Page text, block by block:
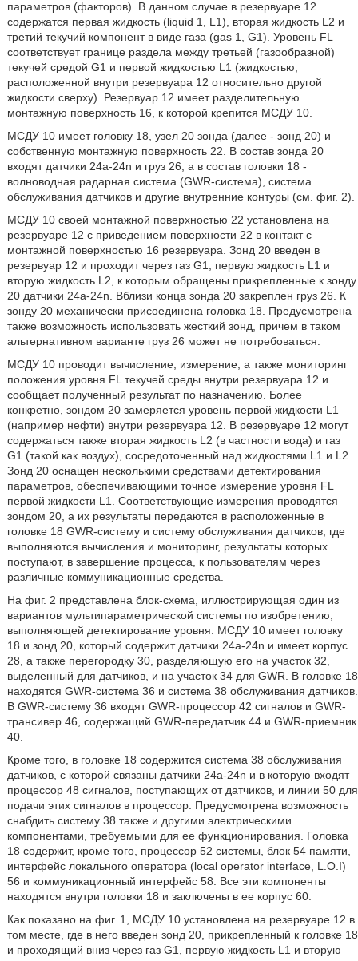
параметров (факторов). В данном случае в резервуаре 12
содержатся первая жидкость (liquid 1, L1), вторая жидкость L2 и
третий текучий компонент в виде газа (gas 1, G1). Уровень FL
соответствует границе раздела между третьей (газообразной)
текучей средой G1 и первой жидкостью L1 (жидкостью,
расположенной внутри резервуара 12 относительно другой
жидкости сверху). Резервуар 12 имеет разделительную
монтажную поверхность 16, к которой крепится МСДУ 10.
МСДУ 10 имеет головку 18, узел 20 зонда (далее - зонд 20) и
собственную монтажную поверхность 22. В состав зонда 20
входят датчики 24а-24n и груз 26, а в состав головки 18 -
волноводная радарная система (GWR-система), система
обслуживания датчиков и другие внутренние контуры (см. фиг. 2).
МСДУ 10 своей монтажной поверхностью 22 установлена на
резервуаре 12 с приведением поверхности 22 в контакт с
монтажной поверхностью 16 резервуара. Зонд 20 введен в
резервуар 12 и проходит через газ G1, первую жидкость L1 и
вторую жидкость L2, к которым обращены прикрепленные к зонду
20 датчики 24а-24n. Вблизи конца зонда 20 закреплен груз 26. К
зонду 20 механически присоединена головка 18. Предусмотрена
также возможность использовать жесткий зонд, причем в таком
альтернативном варианте груз 26 может не потребоваться.
МСДУ 10 проводит вычисление, измерение, а также мониторинг
положения уровня FL текучей среды внутри резервуара 12 и
сообщает полученный результат по назначению. Более
конкретно, зондом 20 замеряется уровень первой жидкости L1
(например нефти) внутри резервуара 12. В резервуаре 12 могут
содержаться также вторая жидкость L2 (в частности вода) и газ
G1 (такой как воздух), сосредоточенный над жидкостями L1 и L2.
Зонд 20 оснащен несколькими средствами детектирования
параметров, обеспечивающими точное измерение уровня FL
первой жидкости L1. Соответствующие измерения проводятся
зондом 20, а их результаты передаются в расположенные в
головке 18 GWR-систему и систему обслуживания датчиков, где
выполняются вычисления и мониторинг, результаты которых
поступают, в завершение процесса, к пользователям через
различные коммуникационные средства.
На фиг. 2 представлена блок-схема, иллюстрирующая один из
вариантов мультипараметрической системы по изобретению,
выполняющей детектирование уровня. МСДУ 10 имеет головку
18 и зонд 20, который содержит датчики 24а-24n и имеет корпус
28, а также перегородку 30, разделяющую его на участок 32,
выделенный для датчиков, и на участок 34 для GWR. В головке 18
находятся GWR-система 36 и система 38 обслуживания датчиков.
В GWR-систему 36 входят GWR-процессор 42 сигналов и GWR-
трансивер 46, содержащий GWR-передатчик 44 и GWR-приемник
40.
Кроме того, в головке 18 содержится система 38 обслуживания
датчиков, с которой связаны датчики 24а-24n и в которую входят
процессор 48 сигналов, поступающих от датчиков, и линии 50 для
подачи этих сигналов в процессор. Предусмотрена возможность
снабдить систему 38 также и другими электрическими
компонентами, требуемыми для ее функционирования. Головка
18 содержит, кроме того, процессор 52 системы, блок 54 памяти,
интерфейс локального оператора (local operator interface, L.O.I)
56 и коммуникационный интерфейс 58. Все эти компоненты
находятся внутри головки 18 и заключены в ее корпус 60.
Как показано на фиг. 1, МСДУ 10 установлена на резервуаре 12 в
том месте, где в него введен зонд 20, прикрепленный к головке 18
и проходящий вниз через газ G1, первую жидкость L1 и вторую